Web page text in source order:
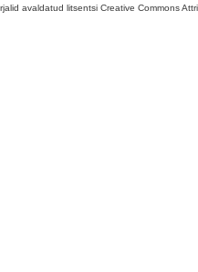
avaldatud litsentsi Creative Commons